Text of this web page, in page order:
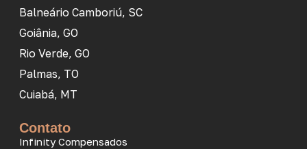
Balneário Camboriú, SC
Goiânia, GO
Rio Verde, GO
Palmas, TO
Cuiabá, MT
Contato
Infinity Compensados